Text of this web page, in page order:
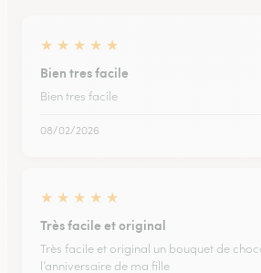
★ ★ ★ ★ ★
Bien tres facile
Bien tres facile
08/02/2026
★ ★ ★ ★ ★
Très facile et original
Très facile et original un bouquet de
l’anniversaire de ma fille